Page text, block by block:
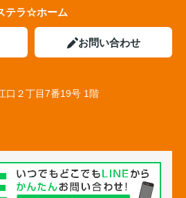
テラ☆ホーム
お問い合わせ
口２丁目7番19号 1階